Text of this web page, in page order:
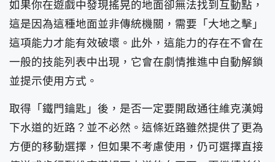
如果你在遊戲中發現搖晃的地面卻無法找到互動點，
這是因為這種地面並非傳統機關，需要「大地之擊」
這項能力才能有效破壞。此外，這能力的存在不會在
一般的技能列表中出現，它會在劇情推進中自動解鎖
並提示使用方式。
取得「鐵門鑰匙」後，是否一定要開啟通往維克漢姆
下水道的近路？並不必然。這條近路雖然提供了更為
方便的移動選擇，但如果不考慮使用，仍可選擇直接